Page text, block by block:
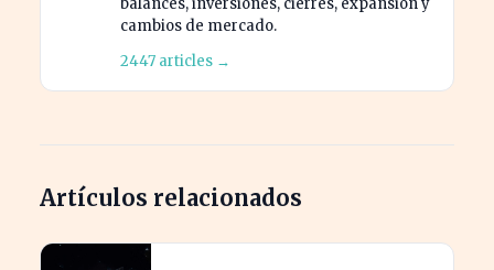
cambios de mercado.
2447 articles →
Artículos relacionados